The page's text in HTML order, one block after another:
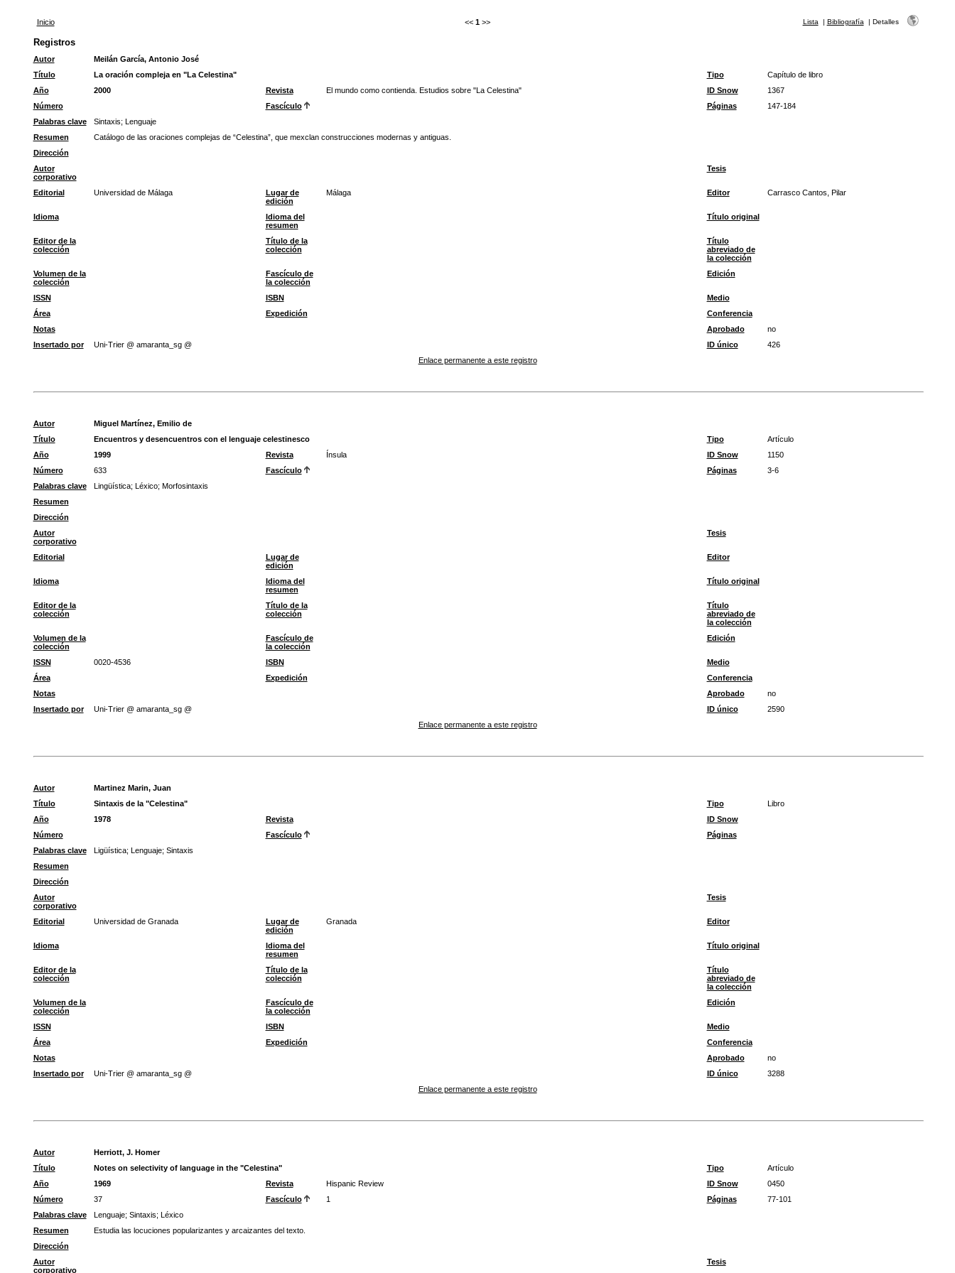
Inicio << 1 >> Lista | Bibliografía | Detalles
Registros
Autor
Meilán García, Antonio José
Título
La oración compleja en "La Celestina" Tipo
Capítulo de libro
Año
2000 Revista El mundo como contienda. Estudios sobre "La Celestina" ID Snow
1367
Número
Fascículo Páginas
147-184
Palabras clave
Sintaxis; Lenguaje
Resumen
Catálogo de las oraciones complejas de “Celestina”, que mexclan construcciones modernas y antiguas.
Dirección
Autor
corporativo
Tesis
Editorial Universidad de Málaga
Lugar de
edición
Málaga Editor Carrasco Cantos, Pilar
Idioma
Idioma del
resumen
Título original
Editor de la
colección
Título de la
colección
Título
abreviado de
la colección
Volumen de la
colección
Fascículo de
la colección
Edición
ISSN ISBN
Medio
Área
Expedición
Conferencia
Notas
Aprobado
no
Insertado por
Uni-Trier @ amaranta_sg @ ID único
426
Enlace permanente a este registro
Autor
Miguel Martínez, Emilio de
Título
Encuentros y desencuentros con el lenguaje celestinesco Tipo
Artículo
Año
1999 Revista Ínsula ID Snow
1150
Número
633 Fascículo Páginas
3-6
Palabras clave
Lingüística; Léxico; Morfosintaxis
Resumen
Dirección
Autor
corporativo
Tesis
Editorial
Lugar de
edición
Editor
Idioma
Idioma del
resumen
Título original
Editor de la
colección
Título de la
colección
Título
abreviado de
la colección
Volumen de la
colección
Fascículo de
la colección
Edición
ISSN 0020-4536 ISBN
Medio
Área
Expedición
Conferencia
Notas
Aprobado
no
Insertado por
Uni-Trier @ amaranta_sg @ ID único
2590
Enlace permanente a este registro
Autor
Martinez Marin, Juan
Título
Sintaxis de la "Celestina" Tipo
Libro
Año
1978 Revista
ID Snow
Número
Fascículo
Páginas
Palabras clave
Ligüística; Lenguaje; Sintaxis
Resumen
Dirección
Autor
corporativo
Tesis
Editorial Universidad de Granada
Lugar de
edición
Granada Editor
Idioma
Idioma del
resumen
Título original
Editor de la
colección
Título de la
colección
Título
abreviado de
la colección
Volumen de la
colección
Fascículo de
la colección
Edición
ISSN ISBN
Medio
Área
Expedición
Conferencia
Notas
Aprobado
no
Insertado por
Uni-Trier @ amaranta_sg @ ID único
3288
Enlace permanente a este registro
Autor
Herriott, J. Homer
Título
Notes on selectivity of language in the "Celestina" Tipo
Artículo
Año
1969 Revista Hispanic Review ID Snow
0450
Número
37 Fascículo 1 Páginas
77-101
Palabras clave
Lenguaje; Sintaxis; Léxico
Resumen
Estudia las locuciones popularizantes y arcaizantes del texto.
Dirección
Autor
corporativo
Tesis